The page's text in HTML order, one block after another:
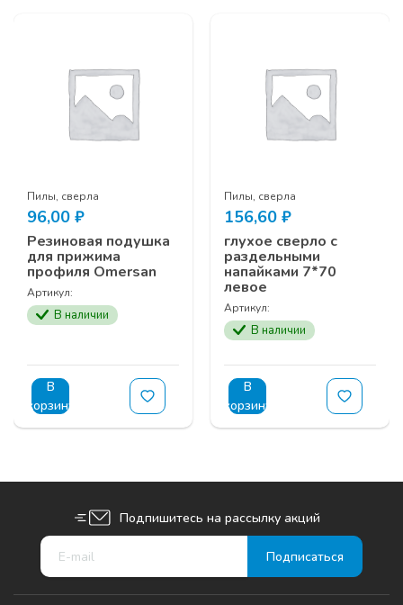
Пилы, сверла
96,00 ₽
Резиновая подушка
для прижима
профиля Omersan
Артикул:
В наличии
В
корзину
Пилы, сверла
156,60 ₽
глухое сверло с
раздельными
напайками 7*70
левое
Артикул:
В наличии
В
корзину
Подпишитесь на рассылку акций